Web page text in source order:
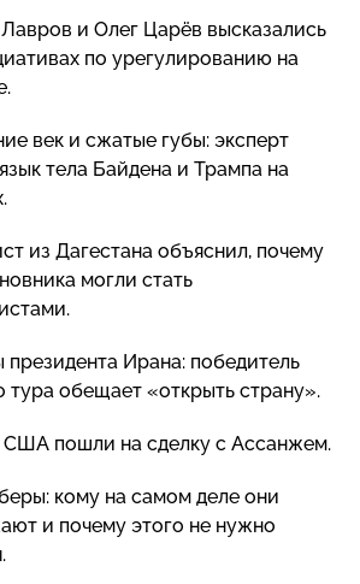
и Олег Царёв высказались
по урегулированию на
век и сжатые губы: эксперт
тела Байдена и Трампа на
из Дагестана объяснил, почему
могли стать
Ирана: победитель
тура обещает «открыть страну».
США пошли на сделку с Ассанжем.
кому на самом деле они
и почему этого не нужно